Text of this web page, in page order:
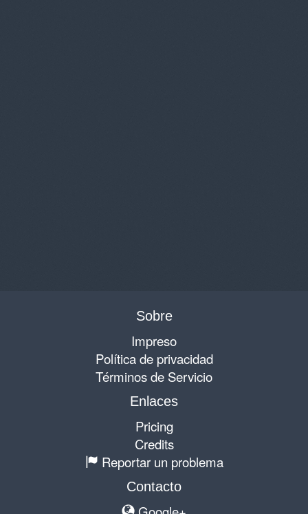
Sobre
Impreso
Política de privacidad
Términos de Servicio
Enlaces
Pricing
Credits
Reportar un problema
Contacto